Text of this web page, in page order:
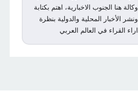
وكالة هنا الجنوب الاخبارية، اهتم بكتابة
ونشر الأخبار المحلية والدولية بنظرة
اراء القراء في العالم العربي